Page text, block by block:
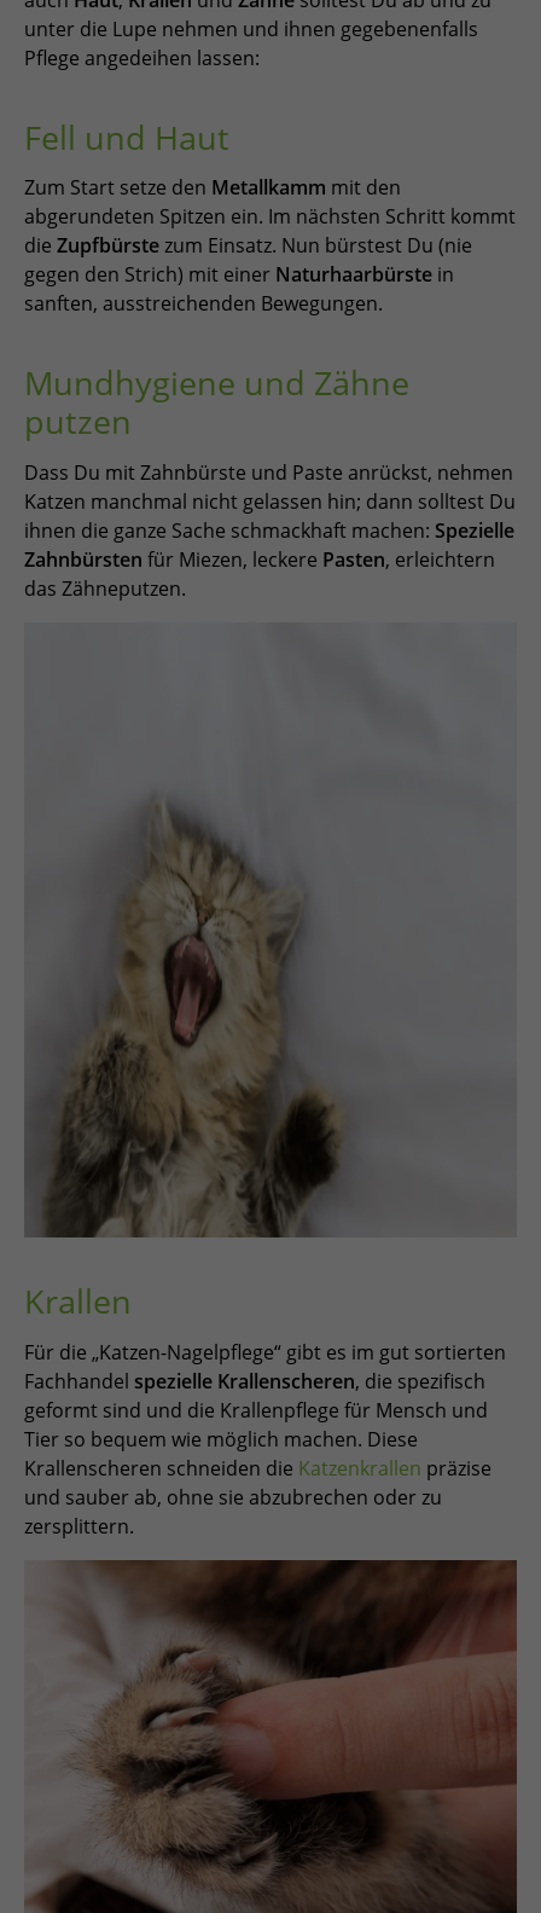
unter die Lupe nehmen und ihnen gegebenenfalls
Pflege angedeihen lassen:
Fell und Haut
Zum Start setze den Metallkamm mit den
abgerundeten Spitzen ein. Im nächsten Schritt kommt
die Zupfbürstezum Einsatz. Nun bürstest Du (nie
gegen den Strich) mit einer Naturhaarbürste in
sanften, ausstreichenden Bewegungen.
Mundhygiene und Zähne
putzen
Dass Du mit Zahnbürste und Paste anrückst, nehmen
Katzen manchmal nicht gelassen hin; dann solltest Du
ihnen die ganze Sache schmackhaft machen: Spezielle
Zahnbürsten für Miezen, leckere Pasten, erleichtern
das Zähneputzen.
Krallen
Für die „Katzen-Nagelpflege“ gibt es im gut sortierten
Fachhandel spezielle Krallenscheren, die spezifisch
geformt sind und die Krallenpflege für Mensch und
Tier so bequem wie möglich machen. Diese
Krallenscheren schneiden die Katzenkrallen präzise
und sauber ab, ohne sie abzubrechen oder zu
zersplittern.